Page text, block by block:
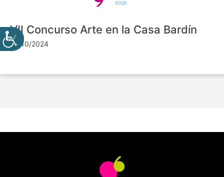
VII Concurso Arte en la Casa Bardín
24/10/2024